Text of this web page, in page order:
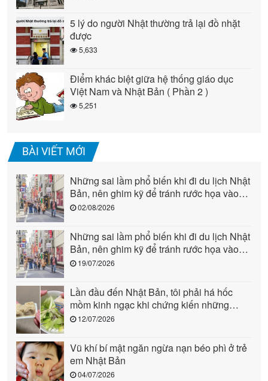
5 lý do người Nhật thường trả lại đồ nhặt
được
5,633
Điểm khác biệt giữa hệ thống giáo dục
Việt Nam và Nhật Bản ( Phần 2 )
5,251
BÀI VIẾT MỚI
Những sai lầm phổ biến khi đi du lịch Nhật
Bản, nên ghim kỹ để tránh rước họa vào
người (phần 2)
02/08/2026
Những sai lầm phổ biến khi đi du lịch Nhật
Bản, nên ghim kỹ để tránh rước họa vào
người (phần 1)
19/07/2026
Lần đầu đến Nhật Bản, tôi phải há hốc
mồm kinh ngạc khi chứng kiến những
cảnh này: Quả là “quốc gia đến từ tương
12/07/2026
Vũ khí bí mật ngăn ngừa nạn béo phì ở trẻ
em Nhật Bản
04/07/2026